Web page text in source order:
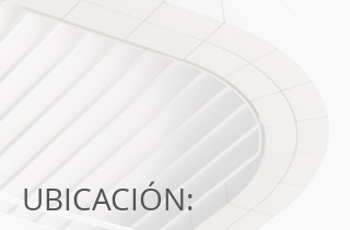
UBICACIÓN: